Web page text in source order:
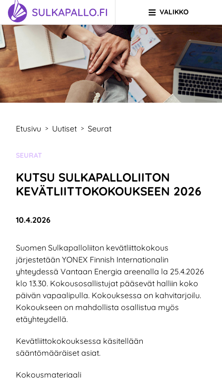
Siirry sivun sisältöön
SIIRRY ETUSIVULLE
VALIKKO
Etusivu > Uutiset > Seurat
KATEGORIA:
SEURAT
KUTSU SULKAPALLOLIITON
KEVÄTLIITTOKOKOUKSEEN 2026
Julkaistu:
10.4.2026
Suomen Sulkapalloliiton kevätliittokokous
järjestetään YONEX Finnish Internationalin
yhteydessä Vantaan Energia areenalla la 25.4.2026
klo 13.30. Kokousosallistujat pääsevät halliin koko
päivän vapaalipulla. Kokouksessa on kahvitarjoilu.
Kokoukseen on mahdollista osallistua myös
etäyhteydellä.
Kevätliittokokouksessa käsitellään
sääntömääräiset asiat.
Kokousmateriaali